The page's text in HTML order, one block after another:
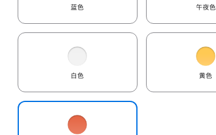
蓝色 午夜色
白色 黄色